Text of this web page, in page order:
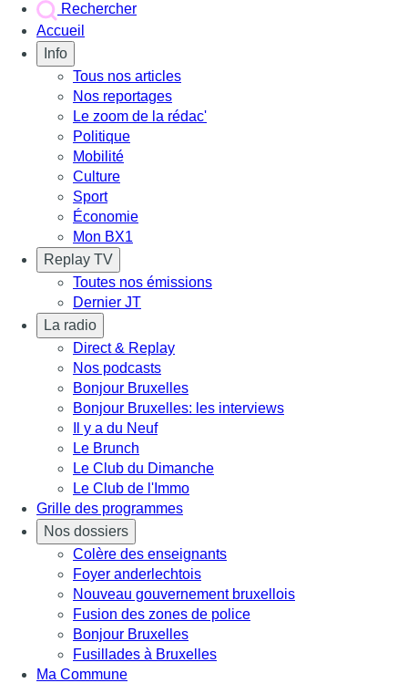
Rechercher
Accueil
Info
Tous nos articles
Nos reportages
Le zoom de la rédac'
Politique
Mobilité
Culture
Sport
Économie
Mon BX1
Replay TV
Toutes nos émissions
Dernier JT
La radio
Direct & Replay
Nos podcasts
Bonjour Bruxelles
Bonjour Bruxelles: les interviews
Il y a du Neuf
Le Brunch
Le Club du Dimanche
Le Club de l'Immo
Grille des programmes
Nos dossiers
Colère des enseignants
Foyer anderlechtois
Nouveau gouvernement bruxellois
Fusion des zones de police
Bonjour Bruxelles
Fusillades à Bruxelles
Ma Commune